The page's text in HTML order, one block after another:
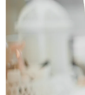
For
For
面部
All
Red
For
LED
LED
生发
LED
Full-
NEW
中国
哥伦比亚
克罗地亚
塞浦路斯